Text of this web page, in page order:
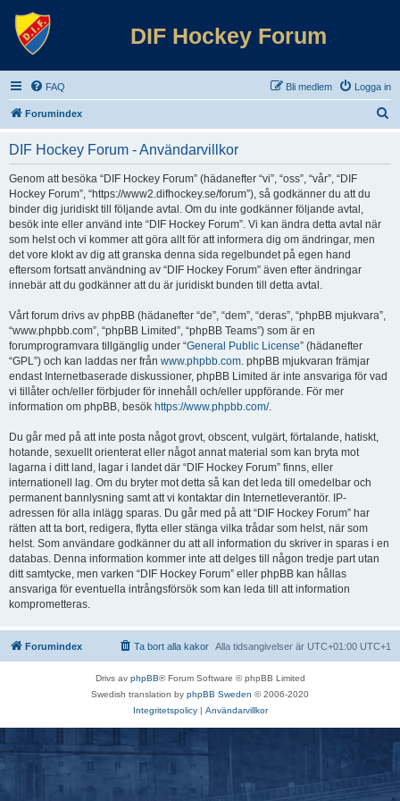
DIF Hockey Forum
FAQ Logga in
Bli medlem
Forumindex
DIF Hockey Forum - Användarvillkor
Genom att besöka “DIF Hockey Forum” (hädanefter “vi”, “oss”, “vår”, “DIF
Hockey Forum”, “https://www2.difhockey.se/forum”), så godkänner du att du
binder dig juridiskt till följande avtal. Om du inte godkänner följande avtal,
besök inte eller använd inte “DIF Hockey Forum”. Vi kan ändra detta avtal när
som helst och vi kommer att göra allt för att informera dig om ändringar, men
det vore klokt av dig att granska denna sida regelbundet på egen hand
eftersom fortsatt användning av “DIF Hockey Forum” även efter ändringar
innebär att du godkänner att du är juridiskt bunden till detta avtal.
Vårt forum drivs av phpBB (hädanefter “de”, “dem”, “deras”, “phpBB mjukvara”,
“www.phpbb.com”, “phpBB Limited”, “phpBB Teams”) som är en
forumprogramvara tillgänglig under “General Public License” (hädanefter
“GPL”) och kan laddas ner från www.phpbb.com. phpBB mjukvaran främjar
endast Internetbaserade diskussioner, phpBB Limited är inte ansvariga för vad
vi tillåter och/eller förbjuder för innehåll och/eller uppförande. För mer
information om phpBB, besök https://www.phpbb.com/.
Du går med på att inte posta något grovt, obscent, vulgärt, förtalande, hatiskt,
hotande, sexuellt orienterat eller något annat material som kan bryta mot
lagarna i ditt land, lagar i landet där “DIF Hockey Forum” finns, eller
internationell lag. Om du bryter mot detta så kan det leda till omedelbar och
permanent bannlysning samt att vi kontaktar din Internetleverantör. IP-
adressen för alla inlägg sparas. Du går med på att “DIF Hockey Forum” har
rätten att ta bort, redigera, flytta eller stänga vilka trådar som helst, när som
helst. Som användare godkänner du att all information du skriver in sparas i en
databas. Denna information kommer inte att delges till någon tredje part utan
ditt samtycke, men varken “DIF Hockey Forum” eller phpBB kan hållas
ansvariga för eventuella intrångsförsök som kan leda till att information
komprometteras.
Forumindex Alla tidsangivelser är UTC+01:00 UTC+1
Ta bort alla kakor
Drivs av phpBB® Forum Software © phpBB Limited
Swedish translation by phpBB Sweden © 2006-2020
Integritetspolicy| Användarvillkor